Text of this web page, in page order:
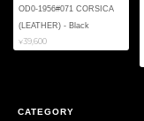
OD0-1956#071 CORSICA
(LEATHER) - Black
¥39,600
CATEGORY